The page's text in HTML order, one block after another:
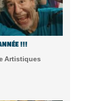
!!!
Artistiques